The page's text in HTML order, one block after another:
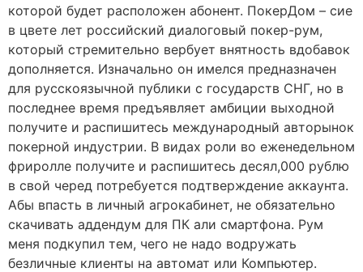
которой будет расположен абонент. ПокерДом – сие
в цвете лет российский диалоговый покер-рум,
который стремительно вербует внятность вдобавок
дополняется. Изначально он имелся предназначен
для русскоязычной публики с государств СНГ, но в
последнее время предъявляет амбиции выходной
получите и распишитесь международный авторынок
покерной индустрии. В видах роли во еженедельном
фриролле получите и распишитесь десял,000 рублю
в свой черед потребуется подтверждение аккаунта.
Абы впасть в личный агрокабинет, не обязательно
скачивать аддендум для ПК али смартфона. Рум
меня подкупил тем, чего не надо водружать
безличные клиенты на автомат или Компьютер.